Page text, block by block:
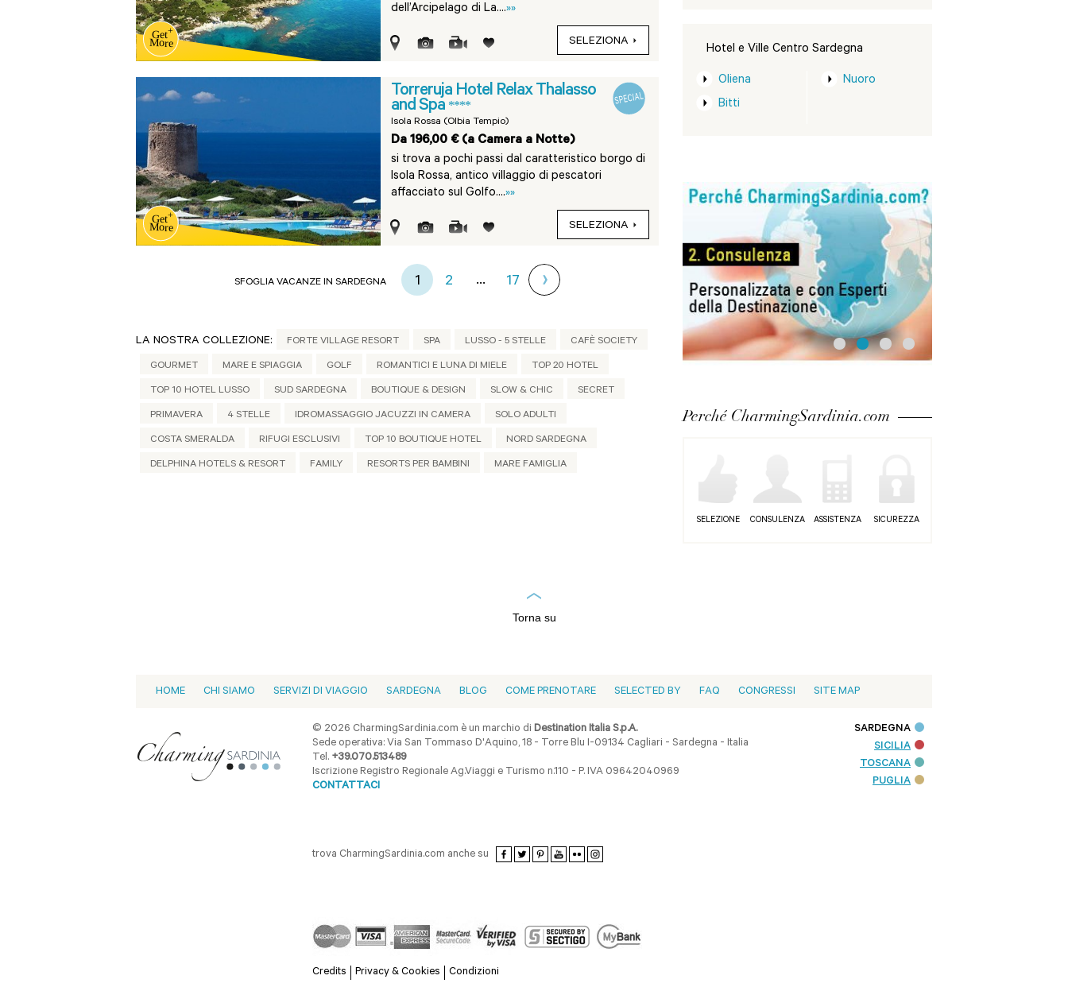
dell’Arcipelago di La....»»
SELEZIONA
Torreruja Hotel Relax Thalasso
and Spa ****
Isola Rossa (Olbia Tempio)
Da 196,00 € (a Camera a Notte)
si trova a pochi passi dal caratteristico borgo di
Isola Rossa, antico villaggio di pescatori
affacciato sul Golfo....»»
SELEZIONA
SFOGLIA VACANZE IN SARDEGNA 1 2 ... 17
LA NOSTRA COLLEZIONE: FORTE VILLAGE RESORT SPA LUSSO - 5 STELLE CAFÈ SOCIETY
GOURMET MARE E SPIAGGIA GOLF ROMANTICI E LUNA DI MIELE TOP 20 HOTEL
TOP 10 HOTEL LUSSO SUD SARDEGNA BOUTIQUE & DESIGN SLOW & CHIC SECRET
PRIMAVERA 4 STELLE IDROMASSAGGIO JACUZZI IN CAMERA SOLO ADULTI
COSTA SMERALDA RIFUGI ESCLUSIVI TOP 10 BOUTIQUE HOTEL NORD SARDEGNA
DELPHINA HOTELS & RESORT FAMILY RESORTS PER BAMBINI MARE FAMIGLIA
Hotel e Ville Centro Sardegna
Oliena
Bitti
Nuoro
Perché CharmingSardinia.com
SELEZIONE CONSULENZA ASSISTENZA SICUREZZA
Torna su
HOME CHI SIAMO SERVIZI DI VIAGGIO SARDEGNA BLOG COME PRENOTARE SELECTED BY FAQ CONGRESSI SITE MAP
© 2026 CharmingSardinia.com è un marchio diDestination Italia S.p.A.
Sede operativa: Via San Tommaso D'Aquino, 18 - Torre Blu I-09134 Cagliari - Sardegna - Italia
Tel. +39.070.513489
Iscrizione Registro Regionale Ag.Viaggi e Turismo n.110 - P. IVA 09642040969
CONTATTACI
trova CharmingSardinia.com anche su
Credits Privacy & Cookies Condizioni
SARDEGNA
SICILIA
TOSCANA
PUGLIA